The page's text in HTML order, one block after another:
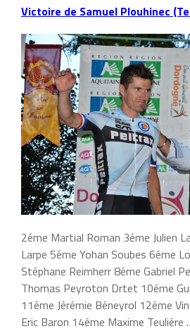
Victoire de Samuel Plouhinec
2éme Martial Roman 3éme Julien
Larpe 5éme Yohan Soubes 6éme
Stéphane Reimherr 8éme Gabriel
Thomas Peyroton Drtet 10éme
11éme Jérémie Béneyrol 12éme
Eric Baron 14éme Maxime